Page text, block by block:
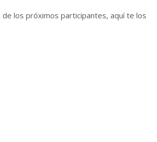
los próximos participantes, aquí te los